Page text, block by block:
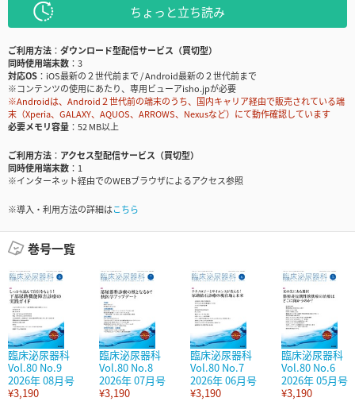
ちょっと立ち読み
ご利用方法
ダウンロード型配信サービス（買切型）
同時使用端末数
3
対応OS
iOS最新の２世代前まで / Android最新の２世代前まで
※コンテンツの使用にあたり、専用ビューアisho.jpが必要
※Androidは、Android２世代前の端末のうち、国内キャリア経由で販売されている端
末（Xperia、GALAXY、AQUOS、ARROWS、Nexusなど）にて動作確認しています
必要メモリ容量
52 MB以上
ご利用方法
アクセス型配信サービス（買切型）
同時使用端末数
1
※インターネット経由でのWEBブラウザによるアクセス参照
※導入・利用方法の詳細はこちら
巻号一覧
臨床泌尿器科
Vol.80 No.9
2026年 08月号
¥3,190
臨床泌尿器科
Vol.80 No.8
2026年 07月号
¥3,190
臨床泌尿器科
Vol.80 No.7
2026年 06月号
¥3,190
臨床泌尿器科
Vol.80 No.6
2026年 05月号
¥3,190